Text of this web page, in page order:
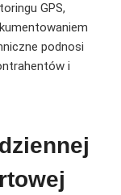
GPS,
podnosi
i